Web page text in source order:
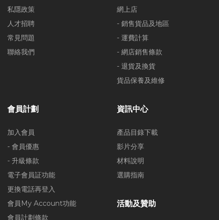
私隱政策
人才招聘
常見問題
聯絡我們
網上店
- 銷售貨品及地區
- 運費計算
- 網店銷售條款
- 退貨及換貨
貨品保養及維修
會員計劃
加入會員
- 會員優惠
- 升級條款
電子會員証功能
更換電話再登入
會員My Account功能
會員計劃條款
資訊中心
產品目錄下載
影片分享
材料說明
選購指南
活動及贊助